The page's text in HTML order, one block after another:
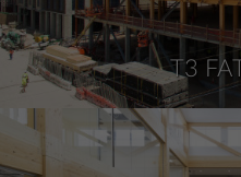
T3